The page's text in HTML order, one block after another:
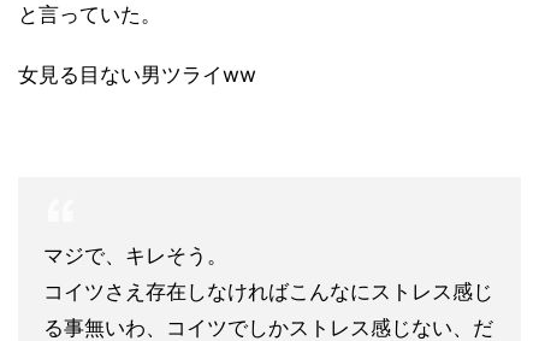
と言っていた。
女見る目ない男ツライww
マジで、キレそう。
コイツさえ存在しなければこんなにストレス感じ
る事無いわ、コイツでしかストレス感じない、だ